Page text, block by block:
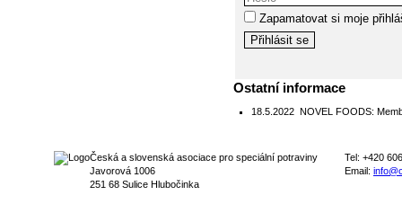
Zapamatovat si moje
Ostatní informace
18.5.2022 NOVEL FOODS:
Česká a slovenská asociace pro speciální potraviny
Javorová 1006
251 68 Sulice Hlubočinka
Tel: +420
Email: